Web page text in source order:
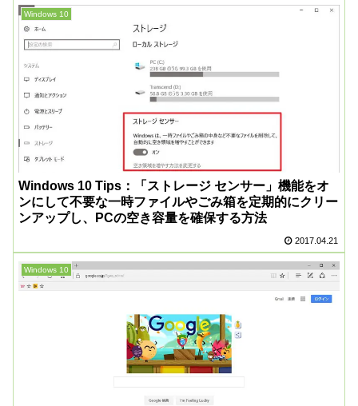
Windows 10
Windows 10 Tips：「ストレージ センサー」機能をオ
ンにして不要な一時ファイルやごみ箱を定期的にクリー
ンアップし、PCの空き容量を確保する方法
2017.04.21
Windows 10